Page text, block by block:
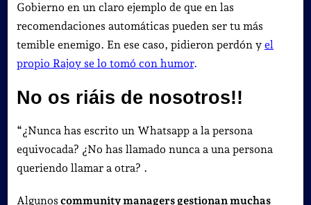
Gobierno en un claro ejemplo de que en las
recomendaciones automáticas pueden ser tu más
temible enemigo. En ese caso, pidieron perdón y el
propio Rajoy se lo tomó con humor.
No os riáis de nosotros!!
“¿Nunca has escrito un Whatsapp a la persona
equivocada? ¿No has llamado nunca a una persona
queriendo llamar a otra? .
Algunos community managers gestionan muchas